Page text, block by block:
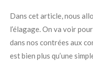
Dans cet article, nous
l’élagage. On va voir
dans nos contrées aux
est bien plus qu’une